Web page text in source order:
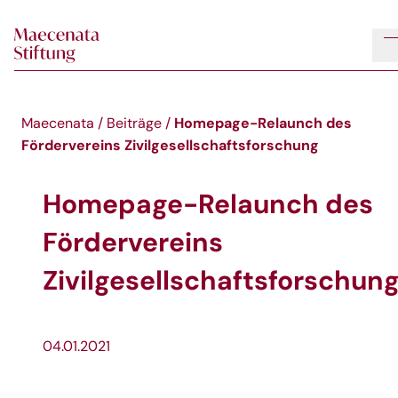
Maecenata / Beiträge / Homepage-Relaunch des
Fördervereins Zivilgesellschaftsforschung
Homepage-Relaunch des
Fördervereins
04.01.2021